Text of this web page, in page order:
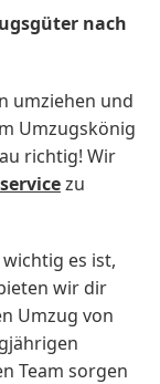
nach
umziehen und
Umzugskönig
richtig! Wir
zu
es ist,
wir dir
Umzug von
Team sorgen